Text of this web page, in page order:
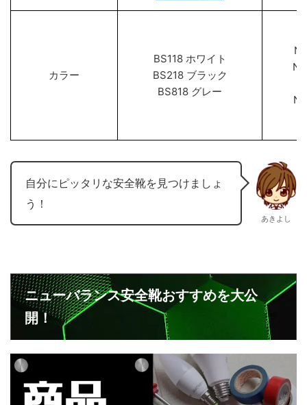
カラー
BS118 ホワイト
BS218 ブラック
BS818 グレー
自分にピッタリな安全靴を見つけましょ
う！
あきよし
ニューバランス安全靴おすすめを大公
開！